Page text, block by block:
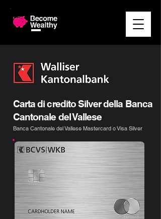
Carta di credito Silver della Banca
Cantonale del Vallese
Banca Cantonale del Vallese Mastercard o Visa Silver